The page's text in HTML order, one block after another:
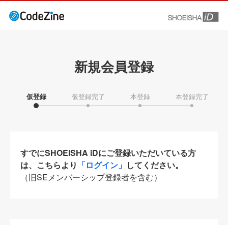
新規会員登録
仮登録 仮登録完了 本登録 本登録完了
すでにSHOEISHA iDにご登録いただいている方
は、こちらより 「ログイン」 してください。
（旧SEメンバーシップ登録者を含む）